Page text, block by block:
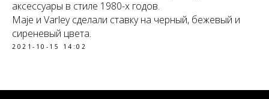
аксессуары в стиле 1980-х годов.
Maje и Varley сделали ставку на черный, бежевый и
сиреневый цвета.
2021-10-15 14:02